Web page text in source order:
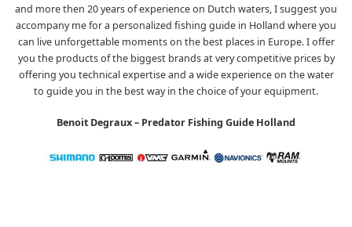
and more then 20 years of experience on Dutch waters, I suggest you
accompany me for a personalized fishing guide in Holland where you
can live unforgettable moments on the best places in Europe. I offer
you the products of the biggest brands at very competitive prices by
offering you technical expertise and a wide experience on the water
to guide you in the best way in the choice of your equipment.
Benoit Degraux – Predator Fishing Guide Holland